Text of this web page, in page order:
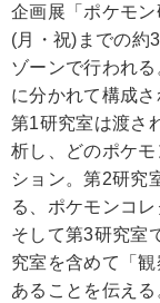
企画展「ポケモ
(月・祝)までの約
ゾーンで行われ
に分かれて構成さ
第1研究室は渡さ
析し、どのポケ
ション。第2研究
る、ポケモンコ
そして第3研究室
究室を含めて「
あることを伝える